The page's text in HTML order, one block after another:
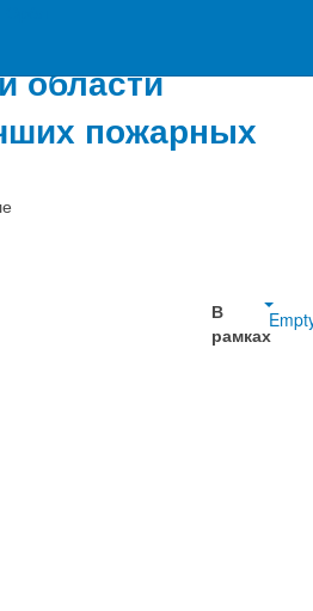
области
пожарных
В
рамках